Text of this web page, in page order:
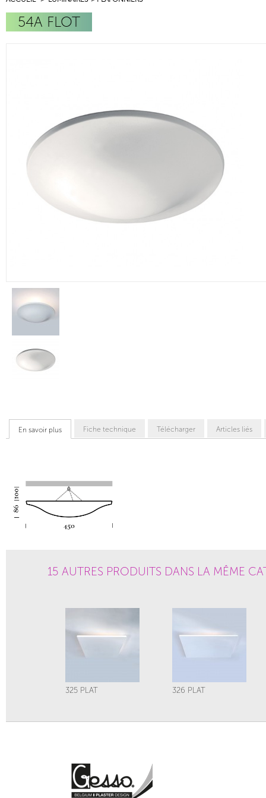
54A FLOT
En savoir plus Fiche technique Télécharger Articles liés
15 AUTRES PRODUITS DANS LA MÊME
325 PLAT 326 PLAT